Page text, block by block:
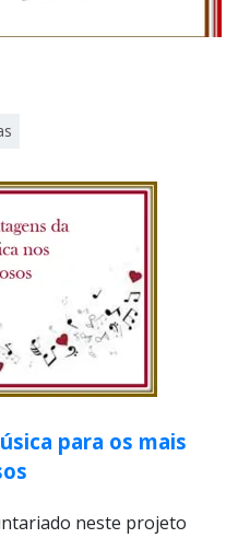
para os mais
neste projeto